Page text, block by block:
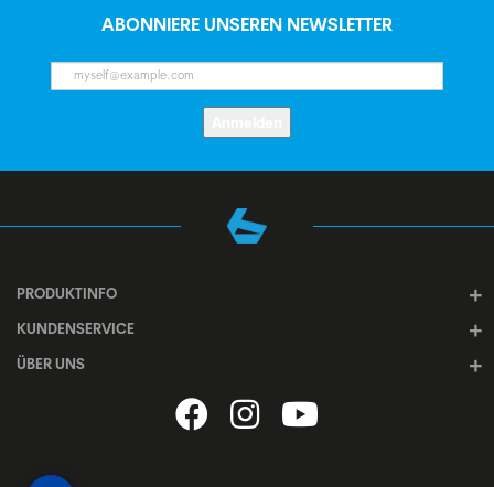
ABONNIERE UNSEREN NEWSLETTER
PRODUKTINFO
KUNDENSERVICE
ÜBER UNS